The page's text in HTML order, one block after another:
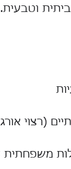
וטבעית.
(רצוי
משפחתית